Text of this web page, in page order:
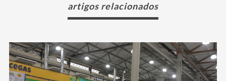
artigos relacionados